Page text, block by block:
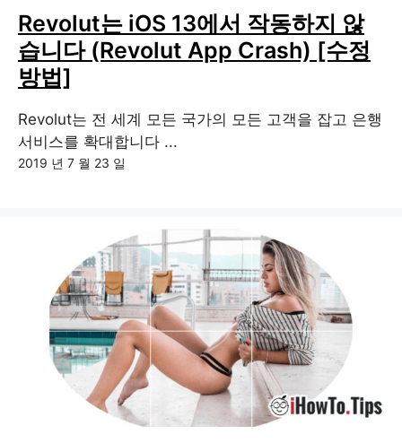
Revolut는 iOS 13에서 작동하지 않
습니다 (Revolut App Crash) [수정
방법]
Revolut는 전 세계 모든 국가의 모든 고객을 잡고 은행
서비스를 확대합니다 ...
2019 년 7 월 23 일